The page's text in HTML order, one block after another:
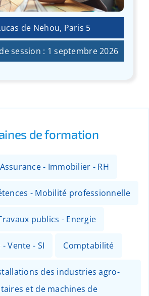
de Nehou, Paris 5
session : 1 septembre 2026
de formation
- Immobilier - RH
- Mobilité professionnelle
publics - Energie
Vente - SI Comptabilité
des industries agro-
et de machines de